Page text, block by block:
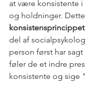
at være konsistente
og holdninger.
konsistensprincippet
del af
person først har
føler de et indre
konsistente og sige